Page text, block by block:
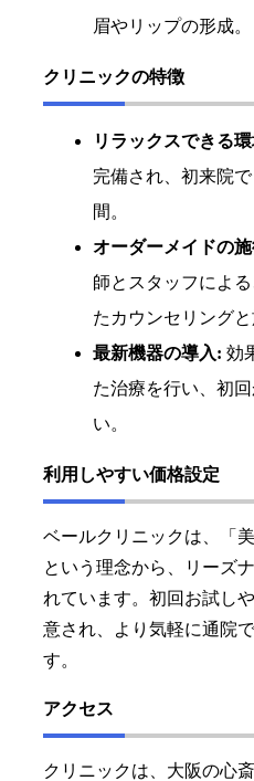
眉やリップの形成。
クリニックの特徴
リラックスできる
完備され、初来院
間。
オーダーメイドの
師とスタッフによ
たカウンセリングと
最新機器の導入: 効
た治療を行い、初
い。
利用しやすい価格設定
ベールクリニックは、「
という理念から、リーズ
れています。初回お試し
意され、より気軽に通院
す。
アクセス
クリニックは、大阪の心